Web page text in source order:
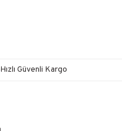
Hızlı Güvenli Kargo